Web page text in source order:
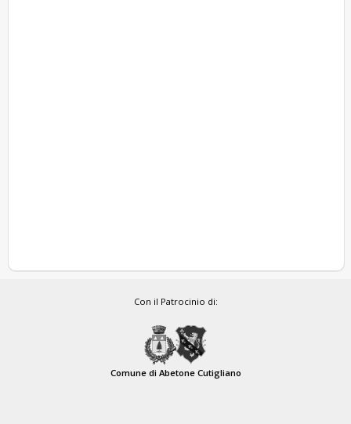
Con il Patrocinio di:
Comune di Abetone Cutigliano